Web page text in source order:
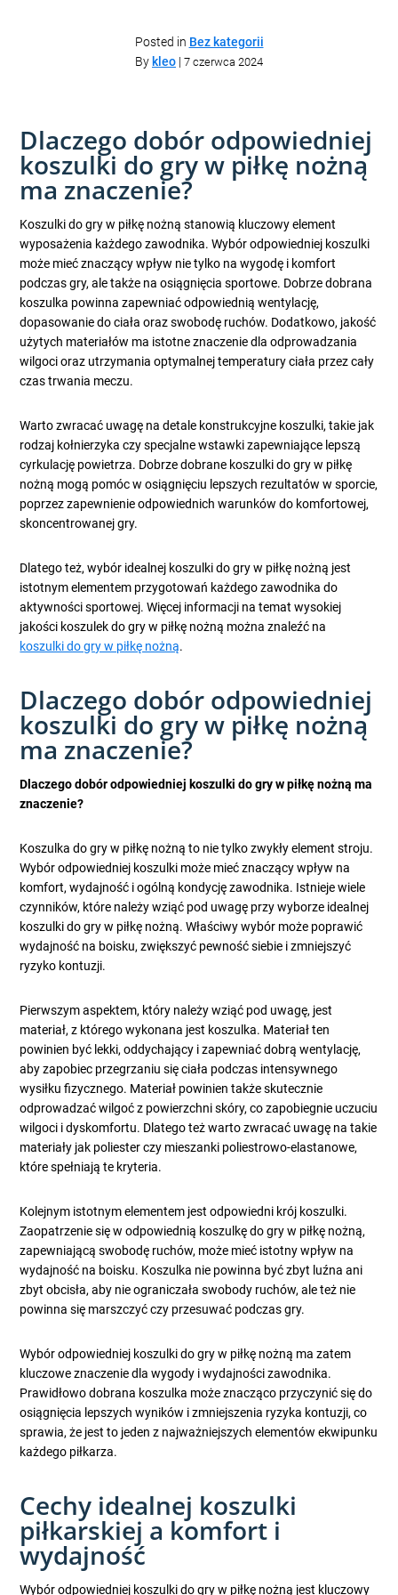
Posted in Bez kategorii
By kleo | 7 czerwca 2024
Dlaczego dobór odpowiedniej
koszulki do gry w piłkę nożną
ma znaczenie?
Koszulki do gry w piłkę nożną stanowią kluczowy element
wyposażenia każdego zawodnika. Wybór odpowiedniej koszulki
może mieć znaczący wpływ nie tylko na wygodę i komfort
podczas gry, ale także na osiągnięcia sportowe. Dobrze dobrana
koszulka powinna zapewniać odpowiednią wentylację,
dopasowanie do ciała oraz swobodę ruchów. Dodatkowo, jakość
użytych materiałów ma istotne znaczenie dla odprowadzania
wilgoci oraz utrzymania optymalnej temperatury ciała przez cały
czas trwania meczu.
Warto zwracać uwagę na detale konstrukcyjne koszulki, takie jak
rodzaj kołnierzyka czy specjalne wstawki zapewniające lepszą
cyrkulację powietrza. Dobrze dobrane koszulki do gry w piłkę
nożną mogą pomóc w osiągnięciu lepszych rezultatów w sporcie,
poprzez zapewnienie odpowiednich warunków do komfortowej,
skoncentrowanej gry.
Dlatego też, wybór idealnej koszulki do gry w piłkę nożną jest
istotnym elementem przygotowań każdego zawodnika do
aktywności sportowej. Więcej informacji na temat wysokiej
jakości koszulek do gry w piłkę nożną można znaleźć na
koszulki do gry w piłkę nożną.
Dlaczego dobór odpowiedniej
koszulki do gry w piłkę nożną
ma znaczenie?
Dlaczego dobór odpowiedniej koszulki do gry w piłkę nożną ma
znaczenie?
Koszulka do gry w piłkę nożną to nie tylko zwykły element stroju.
Wybór odpowiedniej koszulki może mieć znaczący wpływ na
komfort, wydajność i ogólną kondycję zawodnika. Istnieje wiele
czynników, które należy wziąć pod uwagę przy wyborze idealnej
koszulki do gry w piłkę nożną. Właściwy wybór może poprawić
wydajność na boisku, zwiększyć pewność siebie i zmniejszyć
ryzyko kontuzji.
Pierwszym aspektem, który należy wziąć pod uwagę, jest
materiał, z którego wykonana jest koszulka. Materiał ten
powinien być lekki, oddychający i zapewniać dobrą wentylację,
aby zapobiec przegrzaniu się ciała podczas intensywnego
wysiłku fizycznego. Materiał powinien także skutecznie
odprowadzać wilgoć z powierzchni skóry, co zapobiegnie uczuciu
wilgoci i dyskomfortu. Dlatego też warto zwracać uwagę na takie
materiały jak poliester czy mieszanki poliestrowo-elastanowe,
które spełniają te kryteria.
Kolejnym istotnym elementem jest odpowiedni krój koszulki.
Zaopatrzenie się w odpowiednią koszulkę do gry w piłkę nożną,
zapewniającą swobodę ruchów, może mieć istotny wpływ na
wydajność na boisku. Koszulka nie powinna być zbyt luźna ani
zbyt obcisła, aby nie ograniczała swobody ruchów, ale też nie
powinna się marszczyć czy przesuwać podczas gry.
Wybór odpowiedniej koszulki do gry w piłkę nożną ma zatem
kluczowe znaczenie dla wygody i wydajności zawodnika.
Prawidłowo dobrana koszulka może znacząco przyczynić się do
osiągnięcia lepszych wyników i zmniejszenia ryzyka kontuzji, co
sprawia, że jest to jeden z najważniejszych elementów ekwipunku
każdego piłkarza.
Cechy idealnej koszulki
piłkarskiej a komfort i
wydajność
Wybór odpowiedniej koszulki do gry w piłkę nożną jest kluczowy